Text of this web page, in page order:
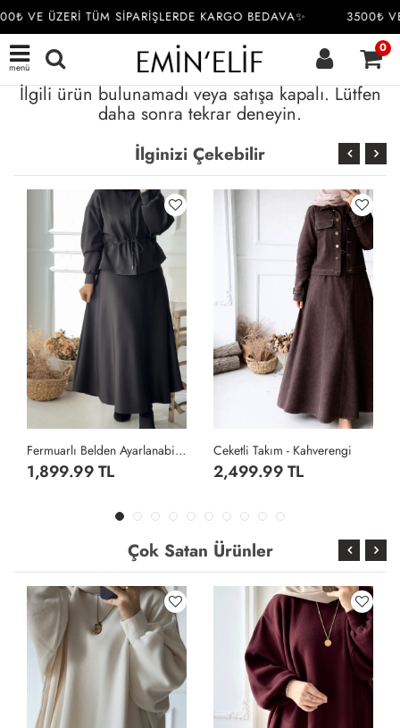
VE ÜZERİ TÜM SİPARİŞLERDE KARGO BEDAVA✨ 3500₺
menü
0
İlgili ürün bulunamadı veya satışa kapalı. Lütfen
daha sonra tekrar deneyin.
İlginizi Çekebilir
Ceketli Takım - Kahverengi
2,499.99 TL 2,799.99 TL
Çok Satan Ürünler